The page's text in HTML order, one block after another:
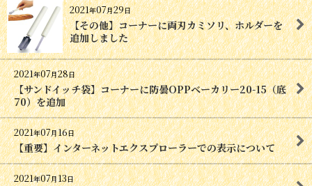
2021年07月29日
【その他】コーナーに両刃カミソリ、ホルダーを
追加しました
2021年07月28日
【サンドイッチ袋】コーナーに防曇OPPベーカリー20-15（底
70）を追加
2021年07月16日
【重要】インターネットエクスプローラーでの表示について
2021年07月13日